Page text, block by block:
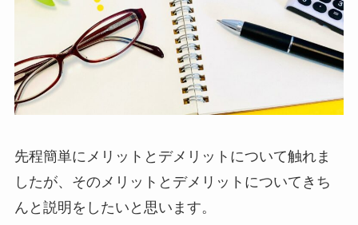
先程簡単にメリットとデメリットについて触れま
したが、そのメリットとデメリットについてきち
んと説明をしたいと思います。